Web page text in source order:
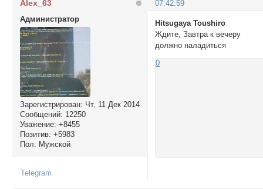
07:42:59
Alex_63
Администратор
Зарегистрирован: Чт, 11 Дек 2014
Сообщений: 12250
Уважение: +8455
Позитив: +5983
Пол: Мужской
Hitsugaya Toushiro
Ждите, Завтра к вечеру
должно наладиться
0
Telegram